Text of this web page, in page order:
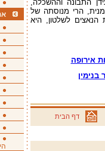
לעידן התבונה וההשכלה,
הרי מנוסתה של
ב‑1933, עם עליית הנאצים לשלטון, היא
אירופה
דף הבית